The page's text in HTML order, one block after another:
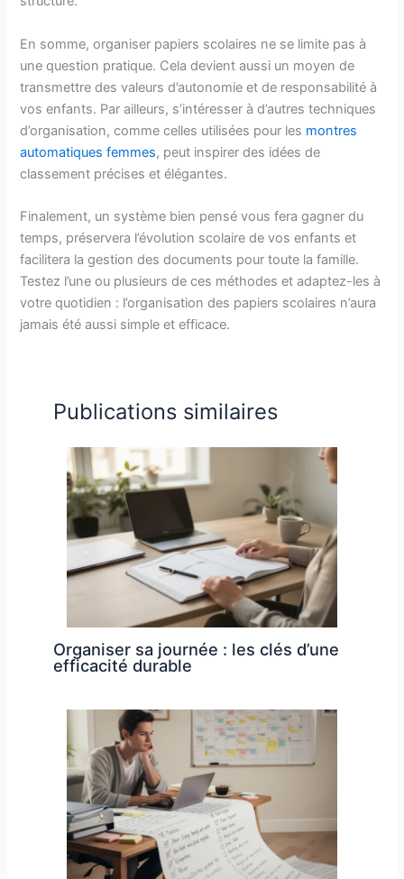
En somme, organiser papiers scolaires ne se limite pas à
une question pratique. Cela devient aussi un moyen de
transmettre des valeurs d’autonomie et de responsabilité à
vos enfants. Par ailleurs, s’intéresser à d’autres techniques
d’organisation, comme celles utilisées pour les montres
automatiques femmes, peut inspirer des idées de
classement précises et élégantes.
Finalement, un système bien pensé vous fera gagner du
temps, préservera l’évolution scolaire de vos enfants et
facilitera la gestion des documents pour toute la famille.
Testez l’une ou plusieurs de ces méthodes et adaptez-les à
votre quotidien : l’organisation des papiers scolaires n’aura
jamais été aussi simple et efficace.
Publications similaires
Organiser sa journée : les clés d’une
efficacité durable